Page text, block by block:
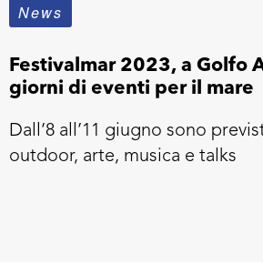
News
Festivalmar 2023, a Golfo
giorni di eventi per il mare
Dall’8 all’11 giugno sono
outdoor, arte, musica e talks